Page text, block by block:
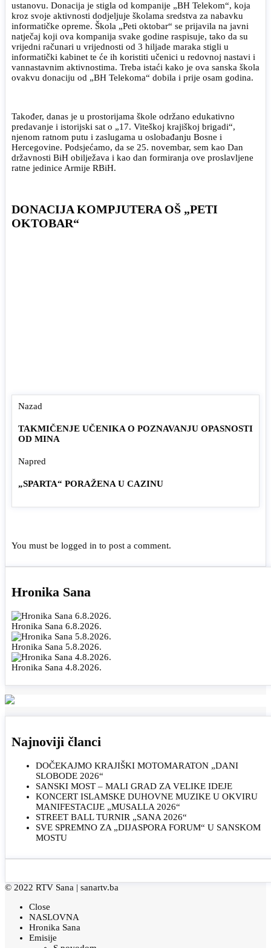
ustanovu. Donacija je stigla od kompanije „BH Telekom“, koja
kroz svoje aktivnosti dodjeljuje školama sredstva za nabavku
informatičke opreme. Škola „Peti oktobar“ se prijavila na javni
natječaj koji ova kompanija svake godine raspisuje, tako da su
vrijedni računari u vrijednosti od 3 hiljade maraka stigli u
informatički kabinet te će ih koristiti učenici u redovnoj nastavi i
vannastavnim aktivnostima. Treba istaći kako je ova sanska škola
ovakvu donaciju od „BH Telekoma“ dobila i prije osam godina.
Također, danas je u prostorijama škole održano edukativno
predavanje i istorijski sat o „17. Viteškoj krajiškoj brigadi“,
njenom ratnom putu i zaslugama u oslobađanju Bosne i
Hercegovine. Podsjećamo, da se 25. novembar, sem kao Dan
državnosti BiH obilježava i kao dan formiranja ove proslavljene
ratne jedinice Armije RBiH.
DONACIJA KOMPJUTERA OŠ „PETI
OKTOBAR“
Nazad
TAKMIČENJE UČENIKA O POZNAVANJU OPASNOSTI
OD MINA
Napred
„SPARTA“ PORAŽENA U CAZINU
You must be logged in to post a comment.
Hronika Sana
Hronika Sana 6.8.2026.
Hronika Sana 5.8.2026.
Hronika Sana 4.8.2026.
Najnoviji članci
DOČEKAJMO KRAJIŠKI MOTOMARATON „DANI
SLOBODE 2026“
SANSKI MOST – MALI GRAD ZA VELIKE IDEJE
KONCERT ISLAMSKE DUHOVNE MUZIKE U OKVIRU
MANIFESTACIJE „MUSALLA 2026“
STREET BALL TURNIR „SANA 2026“
SVE SPREMNO ZA „DIJASPORA FORUM“ U SANSKOM
MOSTU
© 2022 RTV Sana | sanartv.ba
Close
NASLOVNA
Hronika Sana
Emisije